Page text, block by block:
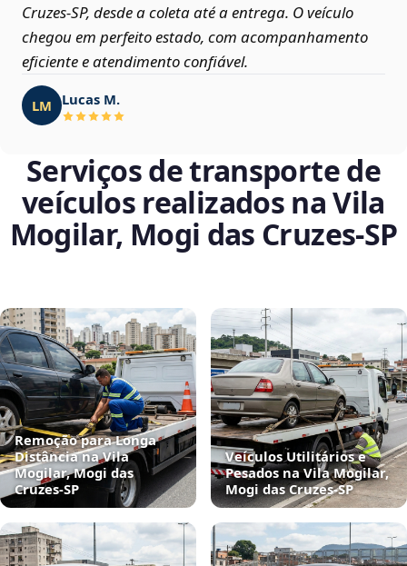
Cruzes‑SP, desde a coleta até a entrega. O veículo
chegou em perfeito estado, com acompanhamento
eficiente e atendimento confiável.
LM Lucas M.
Serviços de transporte de
veículos realizados na Vila
Mogilar, Mogi das Cruzes‑SP
Remoção para Longa
Distância na Vila
Mogilar, Mogi das
Cruzes‑SP
Veículos Utilitários e
Pesados na Vila Mogilar,
Mogi das Cruzes‑SP